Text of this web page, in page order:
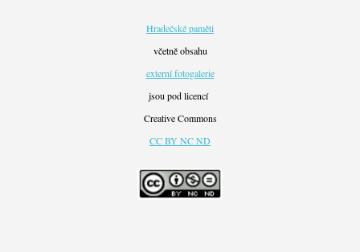
Hradečské paměti
včetně obsahu
externí fotogalerie
jsou pod licencí
Creative Commons
CC BY NC ND